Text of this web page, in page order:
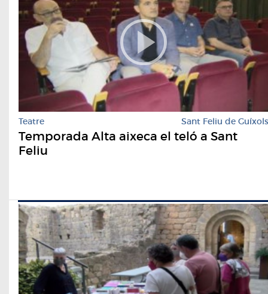
Teatre Sant Feliu de Guíxols
Temporada Alta aixeca el teló a Sant
Feliu